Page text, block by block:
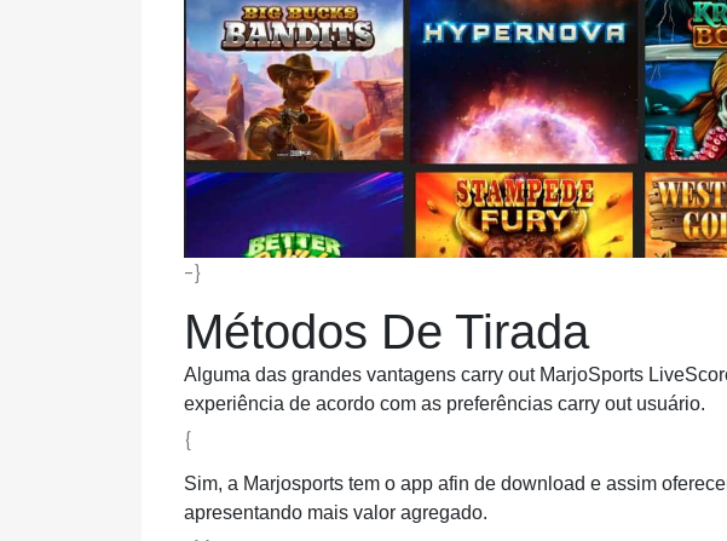
-}
Métodos De Tirada
Alguma das grandes vantagens carry out MarjoSports
experiência de acordo com as preferências carry out usuário.
{
Sim, a Marjosports tem o app afin de download e assim
apresentando mais valor agregado.